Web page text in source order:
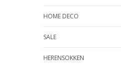
HOME DECO
SALE
HERENSOKKEN